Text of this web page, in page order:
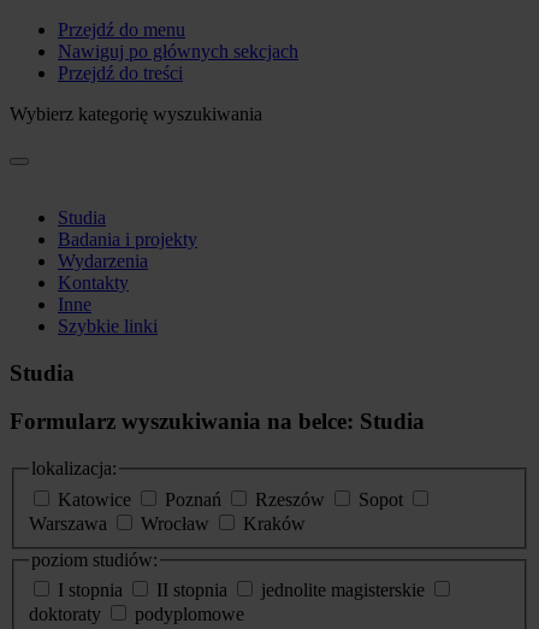
Przejdź do menu
Nawiguj po głównych sekcjach
Przejdź do treści
Wybierz kategorię wyszukiwania
Studia
Badania i projekty
Wydarzenia
Kontakty
Inne
Szybkie linki
Studia
Formularz wyszukiwania na belce: Studia
lokalizacja:
Katowice
Poznań Rzeszów
Sopot
Warszawa
Wrocław
Kraków
poziom studiów:
I stopnia
II stopnia
jednolite magisterskie
doktoraty
podyplomowe